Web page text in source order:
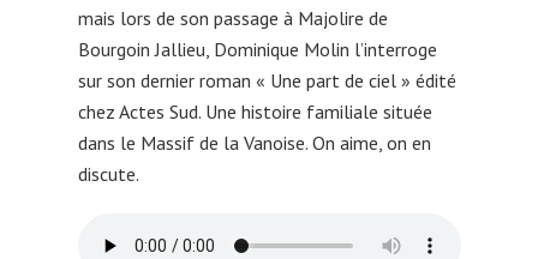
mais lors de son passage à Majolire de
Bourgoin Jallieu, Dominique Molin l’interroge
sur son dernier roman « Une part de ciel » édité
chez Actes Sud. Une histoire familiale située
dans le Massif de la Vanoise. On aime, on en
discute.